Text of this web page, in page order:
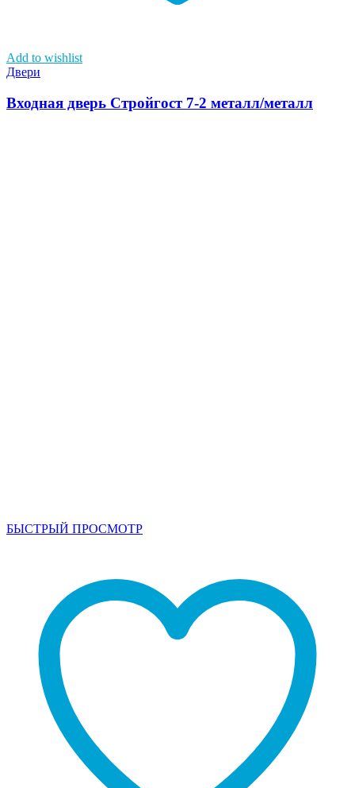
Add to wishlist
Двери
Входная дверь Стройгост 7-2 металл/металл
БЫСТРЫЙ ПРОСМОТР